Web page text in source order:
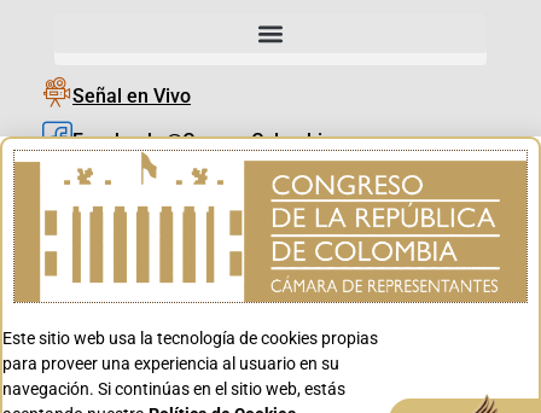
Señal en Vivo
Facebook_@CamaraColombia
Instagram_@CamaraColombia
X_@CamaraColombia
Youtube_@CamaraColombia
Youtube_@CanalCongreso
Este sitio web usa la tecnología de cookies propias
para proveer una experiencia al usuario en su
navegación. Si continúas en el sitio web, estás